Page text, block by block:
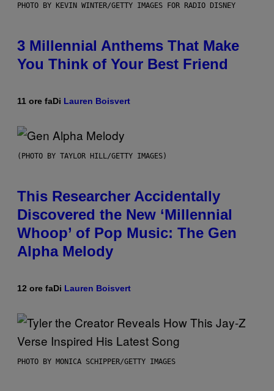
PHOTO BY KEVIN WINTER/GETTY IMAGES FOR RADIO DISNEY
3 Millennial Anthems That Make
You Think of Your Best Friend
11 ore faDi Lauren Boisvert
(PHOTO BY TAYLOR HILL/GETTY IMAGES)
This Researcher Accidentally
Discovered the New ‘Millennial
Whoop’ of Pop Music: The Gen
Alpha Melody
12 ore faDi Lauren Boisvert
PHOTO BY MONICA SCHIPPER/GETTY IMAGES